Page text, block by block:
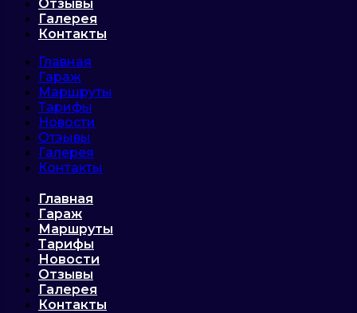
Отзывы
Галерея
Контакты
Главная
Гараж
Маршруты
Тарифы
Новости
Отзывы
Галерея
Контакты
Главная
Гараж
Маршруты
Тарифы
Новости
Отзывы
Галерея
Контакты